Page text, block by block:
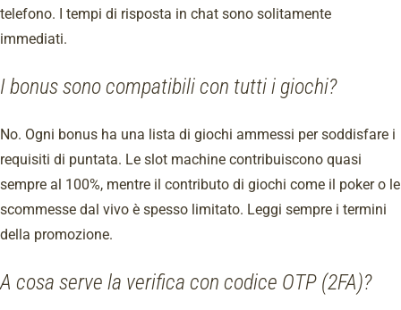
telefono. I tempi di risposta in chat sono solitamente
immediati.
I bonus sono compatibili con tutti i giochi?
No. Ogni bonus ha una lista di giochi ammessi per soddisfare i
requisiti di puntata. Le slot machine contribuiscono quasi
sempre al 100%, mentre il contributo di giochi come il poker o le
scommesse dal vivo è spesso limitato. Leggi sempre i termini
della promozione.
A cosa serve la verifica con codice OTP (2FA)?